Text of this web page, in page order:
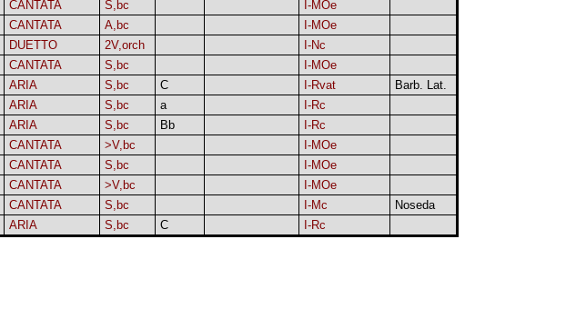
CANTATA S,bc
I-MOe
CANTATA A,bc
I-MOe
DUETTO 2V,orch
I-Nc
CANTATA S,bc
I-MOe
ARIA S,bc C I-Rvat
Barb. Lat.
ARIA S,bc a
I-Rc
ARIA S,bc Bb
I-Rc
CANTATA >V,bc
I-MOe
CANTATA S,bc
I-MOe
CANTATA >V,bc
I-MOe
CANTATA S,bc I-Mc
Noseda
ARIA S,bc C I-Rc